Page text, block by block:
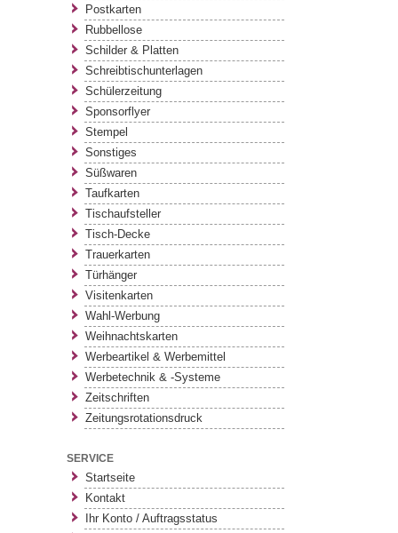
Postkarten
Rubbellose
Schilder & Platten
Schreibtischunterlagen
Schülerzeitung
Sponsorflyer
Stempel
Sonstiges
Süßwaren
Taufkarten
Tischaufsteller
Tisch-Decke
Trauerkarten
Türhänger
Visitenkarten
Wahl-Werbung
Weihnachtskarten
Werbeartikel & Werbemittel
Werbetechnik & -Systeme
Zeitschriften
Zeitungsrotationsdruck
SERVICE
Startseite
Kontakt
Ihr Konto / Auftragsstatus